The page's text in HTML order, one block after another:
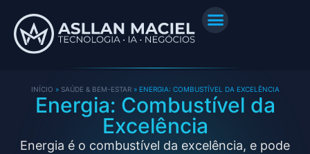
INÍCIO » SAÚDE & BEM-ESTAR» ENERGIA: COMBUSTÍVEL DA EXCELÊNCIA
Energia: Combustível da
Excelência
Energia é o combustível da excelência, e pode